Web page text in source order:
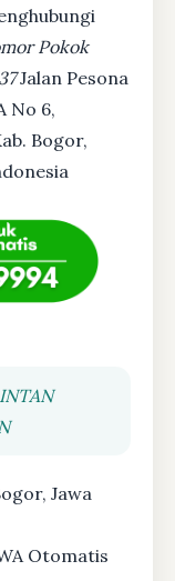
Pokok
Jalan Pesona
No 6,
Bogor,
Jawa
Otomatis